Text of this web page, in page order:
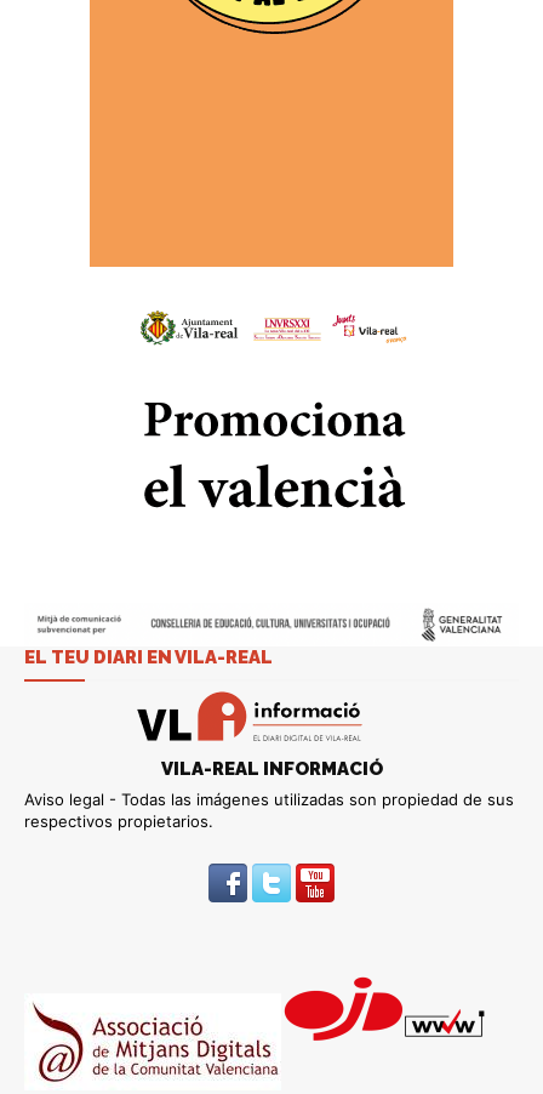
EL TEU DIARI EN VILA-REAL
VILA-REAL INFORMACIÓ
Aviso legal - Todas las imágenes utilizadas son propiedad de sus
respectivos propietarios.